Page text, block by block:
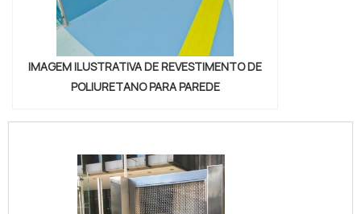
IMAGEM ILUSTRATIVA DE REVESTIMENTO DE
POLIURETANO PARA PAREDE